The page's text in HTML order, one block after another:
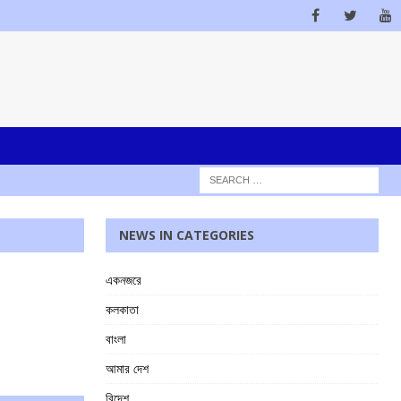
NEWS IN CATEGORIES
একনজরে
কলকাতা
বাংলা
আমার দেশ